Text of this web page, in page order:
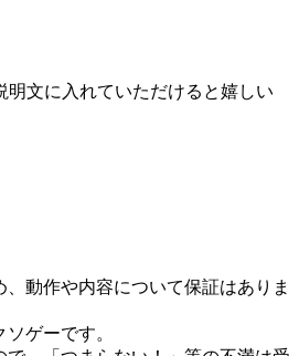
文に入れていただけると嬉しい
動作や内容について保証はありま
ゲーです。